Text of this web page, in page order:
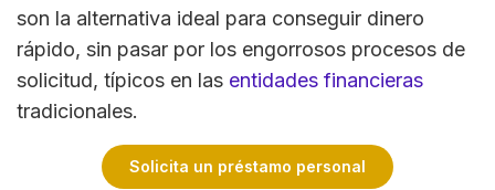
son la alternativa ideal para conseguir dinero
rápido, sin pasar por los engorrosos procesos de
solicitud, típicos en las entidades financieras
tradicionales.
Solicita un préstamo personal